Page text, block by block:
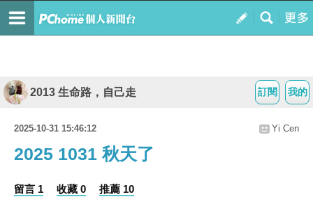
我的
訂閱
2013 生命路，自己走
2025-10-31 15:46:12 Yi Cen
2025 1031 秋天了
留言 1 收藏 0 推薦 10